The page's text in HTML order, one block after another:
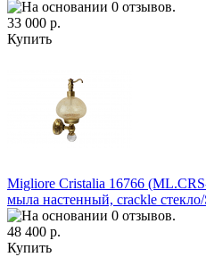
33 000 р.
Купить
Migliore Cristalia 16766
мыла настенный, crackle
48 400 р.
Купить